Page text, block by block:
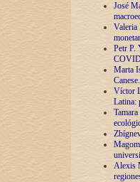
José
Valeria
Petr P.
Marta
Víctor
Latina:
Alexis